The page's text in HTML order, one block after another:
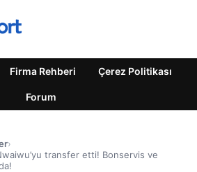
Firma Rehberi Çerez Politikası
Forum
›
transfer etti! Bonservis ve